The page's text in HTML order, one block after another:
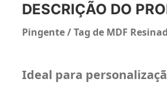
DESCRIÇÃO DO
Pingente / Tag de MDF
Ideal para